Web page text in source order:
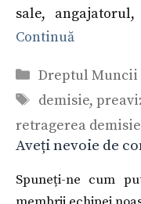
sale,
Continuă
Categorii
Dreptul Muncii
Etichete
demisie,
retragerea
Aveți nevoie de
Spuneți-ne cum